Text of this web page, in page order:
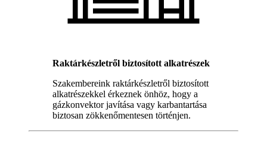
Raktárkészletről biztosított alkatrészek
Szakembereink raktárkészletről biztosított
alkatrészekkel érkeznek önhöz, hogy a
gázkonvektor javítása vagy karbantartása
biztosan zökkenőmentesen történjen.